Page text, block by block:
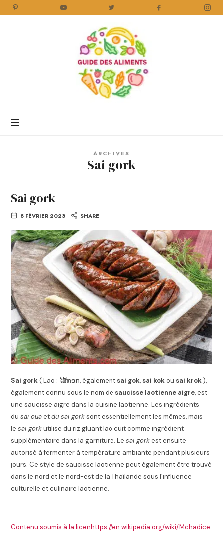
Aliments
ARCHIVES
Sai gork
Sai gork
8 FÉVRIER 2023 SHARE
Sai gork(Lao : ໄສ້ກອກ, également sai gok, sai kokou sai krok),
également connu sous le nom de saucisse laotienne aigre,est
une saucisse aigre dans lacuisine laotienne. Les ingrédients
dusai ouaetdu sai gorksont essentiellement les mêmes, mais
lesai gorkutilisedu riz gluantlao cuit comme ingrédient
supplémentaire dans la garniture. Lesai gorkest ensuite
autorisé à fermenter à température ambiante pendant plusieurs
jours. Ce style de saucisse laotienne peut également être trouvé
dans le nord et le nord-est de la Thaïlande sous l’influence
culturelle et culinaire laotienne.
Contenu soumis à la licenhttps://en.wikipedia.org/wiki/Mchadice